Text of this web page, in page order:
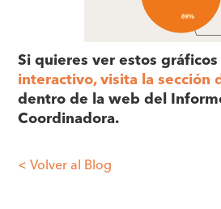
Si quieres ver estos gráficos
interactivo, visita la sección
dentro de la web del
Coordinadora.
< Volver al Blog